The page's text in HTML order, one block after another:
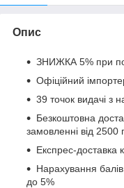
Опис
ЗНИЖКА 5% при
Офіційний
39 точок видачі з
Безкоштовна
замовленні від 2500
Експрес-доставка
Нарахування
до 5%